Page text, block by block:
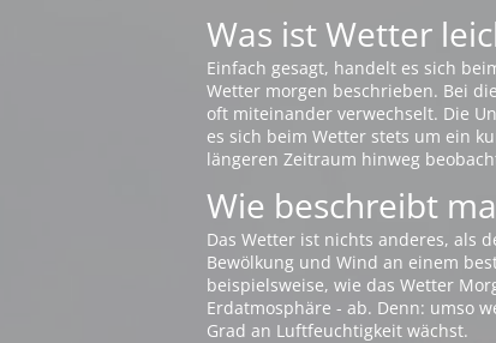
Was ist Wetter
Einfach gesagt, handelt es sich
Wetter morgen beschrieben. Bei
oft miteinander verwechselt. Die
es sich beim Wetter stets um ein
längeren Zeitraum hinweg
Wie beschreibt
Das Wetter ist nichts anderes, als
Bewölkung und Wind an einem
beispielsweise, wie das Wetter
Erdatmosphäre - ab. Denn: umso
Grad an Luftfeuchtigkeit wächst.